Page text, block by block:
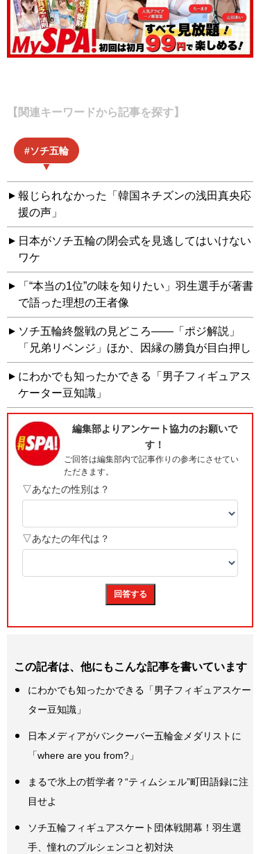
【関連キーワードから記事を探す】
ソチ五輪
報じられなかった「韓国ネチズンの浅田真央応
援の声」
日本がソチ五輪の閉会式を見逃してはいけない
ワケ
「“本当の1位”の味を知りたい」羽生選手が著書
で語った理想の王者像
ソチ五輪終盤戦の見どころ――「ポジ解説」
「兄弟リベンジ」ほか、因縁の勝負が目白押し
にわかでも知ったかできる「男子フィギュアス
ケーター豆知識」
この記者は、他にもこんな記事を書いています
にわかでも知ったかできる「男子フィギュアスケー
ター豆知識」
日本メディアがバンクーバー五輪金メダリストに
「where are you from?」
まるで氷上の哲学者？“ティムシェル”町田語録に注
目せよ
ソチ五輪フィギュアスケート団体戦開幕！羽生選
手、憧れのプルシェンコと初対決